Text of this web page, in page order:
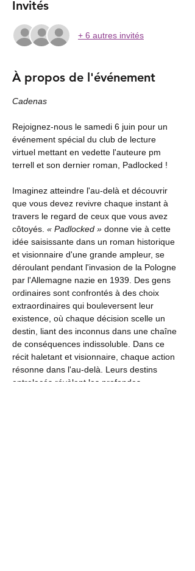
Invités
+ 6 autres invités
À propos de l'événement
Cadenas
Rejoignez-nous le samedi 6 juin pour un
événement spécial du club de lecture
virtuel mettant en vedette l'auteure pm
terrell et son dernier roman, Padlocked !
Imaginez atteindre l'au-delà et découvrir
que vous devez revivre chaque instant à
travers le regard de ceux que vous avez
côtoyés. « Padlocked » donne vie à cette
idée saisissante dans un roman historique
et visionnaire d'une grande ampleur, se
déroulant pendant l'invasion de la Pologne
par l'Allemagne nazie en 1939. Des gens
ordinaires sont confrontés à des choix
extraordinaires qui bouleversent leur
existence, où chaque décision scelle un
destin, liant des inconnus dans une chaîne
de conséquences indissoluble. Dans ce
récit haletant et visionnaire, chaque action
résonne dans l'au-delà. Leurs destins
entrelacés révèlent les profondes